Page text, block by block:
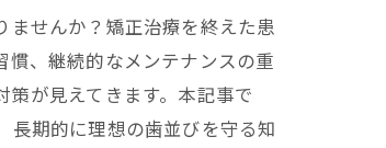
せんか？矯正治療を終えた患
、継続的なメンテナンスの重
が見えてきます。本記事で
長期的に理想の歯並びを守る知